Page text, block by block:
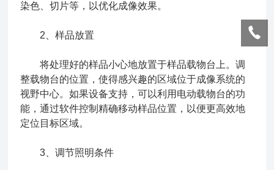
染色、切片等，以优化成像效果。
2、样品放置
将处理好的样品小心地放置于样品载物台上。调
整载物台的位置，使得感兴趣的区域位于成像系统的
视野中心。如果设备支持，可以利用电动载物台的功
能，通过软件控制精确移动样品位置，以便更高效地
定位目标区域。
3、调节照明条件